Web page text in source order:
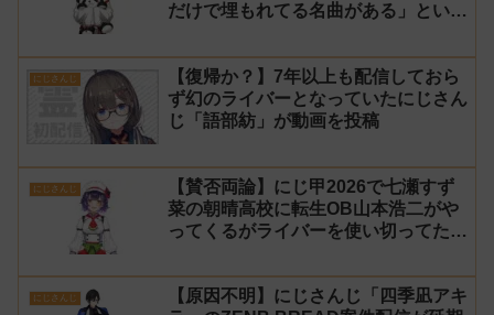
だけで埋もれてる名曲がある」という
にじさんじ
【復帰か？】7年以上も配信しておら
ず幻のライバーとなっていたにじさん
じ「語部紡」が動画を投稿
にじさんじ
【賛否両論】にじ甲2026で七瀬すず
菜の朝晴高校に転生OB山本浩二がや
ってくるがライバーを使い切ってたの
イバーの転生が可能に
にじさんじ
【原因不明】にじさんじ「四季凪アキ